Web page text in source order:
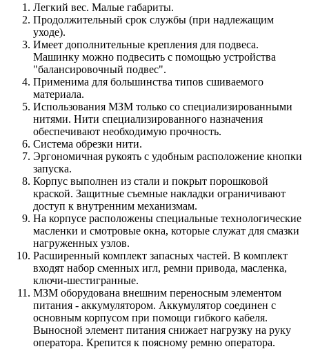
Легкий вес. Малые габариты.
Продолжительный срок службы (при надлежащим
уходе).
Имеет дополнительные крепления для подвеса.
Машинку можно подвесить с помощью устройства
"балансировочный подвес".
Применима для большинства типов сшиваемого
материала.
Использования МЗМ только со специализированными
нитями. Нити специализированного назначения
обеспечивают необходимую прочность.
Система обрезки нити.
Эргономичная рукоять с удобным расположение кнопки
запуска.
Корпус выполнен из стали и покрыт порошковой
краской. Защитные съемные накладки ограничивают
доступ к внутренним механизмам.
На корпусе расположены специальные технологические
масленки и смотровые окна, которые служат для смазки
нагруженных узлов.
Расширенный комплект запасных частей. В комплект
входят набор сменных игл, ремни привода, масленка,
ключи-шестигранные.
МЗМ оборудована внешним переносным элементом
питания - аккумулятором. Аккумулятор соединен с
основным корпусом при помощи гибкого кабеля.
Выносной элемент питания снижает нагрузку на руку
оператора. Крепится к поясному ремню оператора.